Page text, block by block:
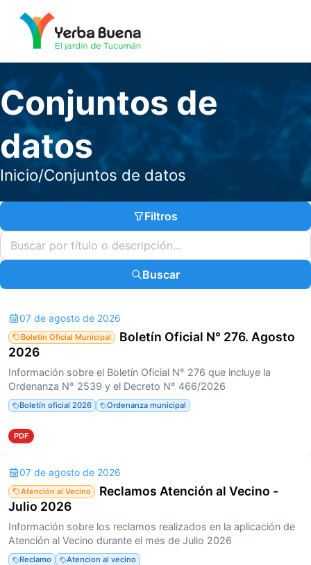
Conjuntos de
datos
Inicio/Conjuntos de datos
Filtros
Buscar
07 de agosto de 2026
Boletín Oficial Municipal
Boletín Oficial N° 276. Agosto
2026
Información sobre el Boletín Oficial N° 276 que incluye la
Ordenanza N° 2539 y el Decreto N° 466/2026
Boletín oficial 2026 Ordenanza municipal
PDF
07 de agosto de 2026
Atención al Vecino
Reclamos Atención al Vecino -
Julio 2026
Información sobre los reclamos realizados en la aplicación de
Atención al Vecino durante el mes de Julio 2026
Reclamo Atencion al vecino